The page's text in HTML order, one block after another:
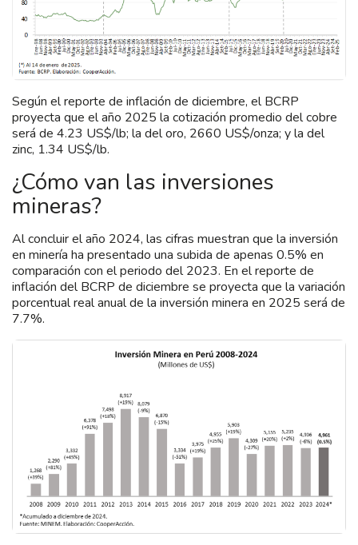
Según el reporte de inflación de diciembre, el BCRP
proyecta que el año 2025 la cotización promedio del cobre
será de 4.23 US$/lb; la del oro, 2660 US$/onza; y la del
zinc, 1.34 US$/lb.
¿Cómo van las inversiones
mineras?
Al concluir el año 2024, las cifras muestran que la inversión
en minería ha presentado una subida de apenas 0.5% en
comparación con el periodo del 2023. En el reporte de
inflación del BCRP de diciembre se proyecta que la variación
porcentual real anual de la inversión minera en 2025 será de
7.7%.